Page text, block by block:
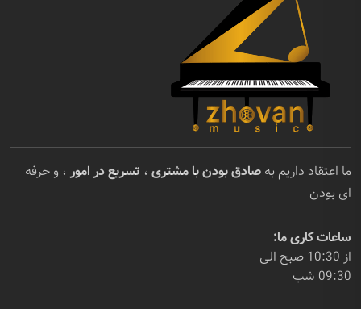
ما اعتقاد داریم به صادق بودن با مشتری ، تسریع در امور ، و حرفه
ای بودن
ساعات کاری ما:
از 10:30 صبح الی
09:30 شب